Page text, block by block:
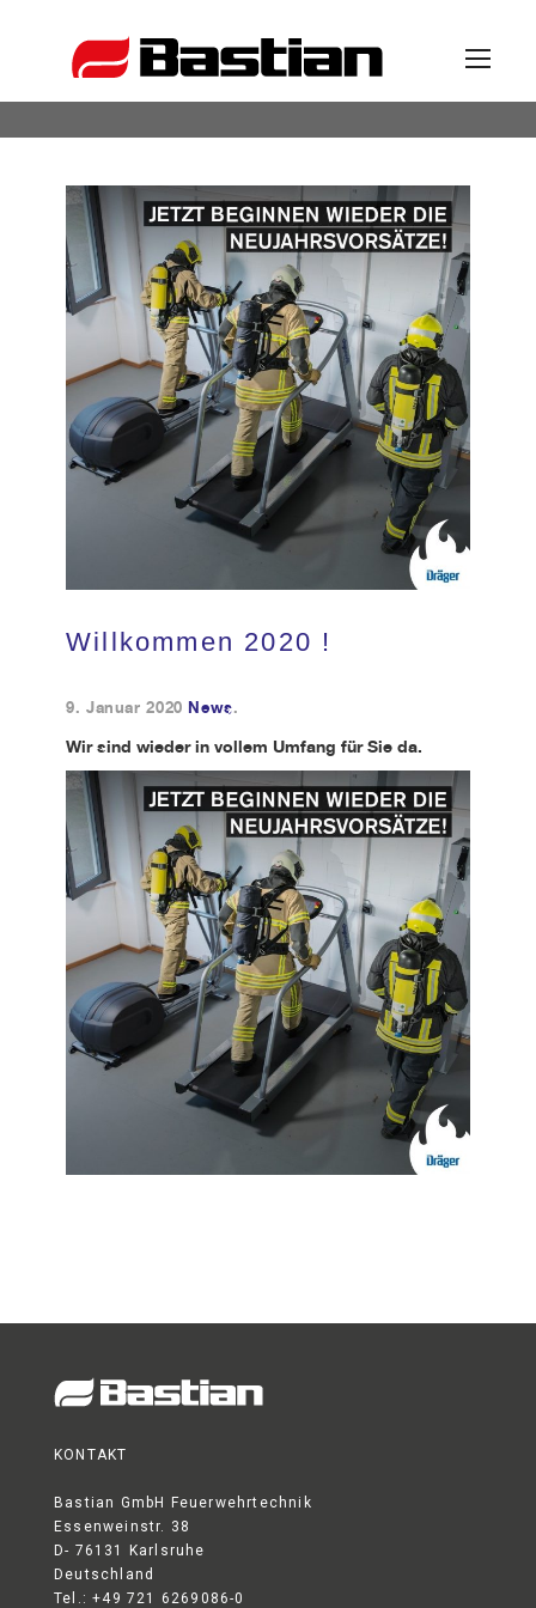
Unternehmen
Ansprechpartner
Katalog
Kundendienst
Willkommen 2020 !
9. Januar 2020 News.
Wir sind wieder in vollem Umfang für Sie da.
KONTAKT
Bastian GmbH Feuerwehrtechnik
Essenweinstr. 38
D- 76131 Karlsruhe
Deutschland
Tel.: +49 721 6269086-0